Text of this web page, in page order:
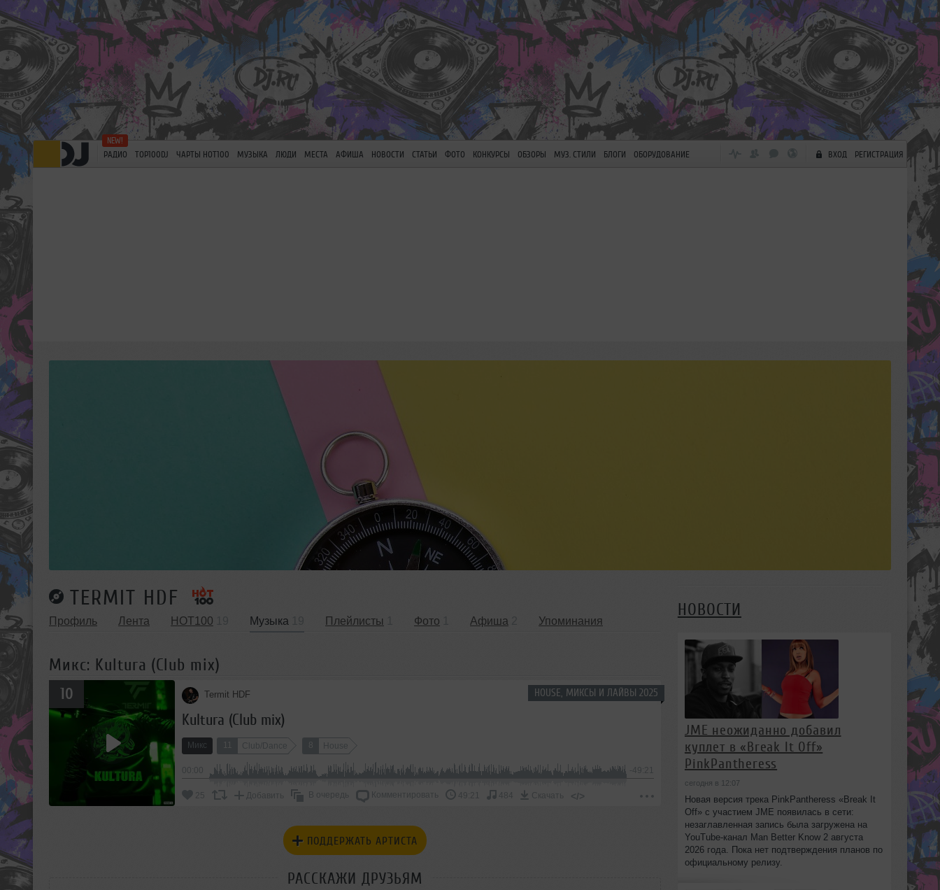
РАДИО TOP100DJ ЧАРТЫ HOT100 МУЗЫКА ЛЮДИ МЕСТА АФИША НОВОСТИ СТАТЬИ ФОТО КОНКУРСЫ ОБЗОРЫ МУЗ. СТИЛИ БЛОГИ ОБОРУДОВАНИЕ ВХОД РЕГИСТРАЦИЯ
TERMIT HDF
Профиль Лента HOT100 Музыка Плейлисты Фото Афиша Упоминания
Микс: Kultura (Club mix)
HOUSE, МИКСЫ И ЛАЙВЫ 2025
10 Termit HDF
Kultura (Club mix)
Микс Club/Dance House
-49:21
25 Добавить В очередь Комментировать 49:21 Скачать </>
ПОДДЕРЖАТЬ АРТИСТА
РАССКАЖИ ДРУЗЬЯМ
НОВОСТИ
JME неожиданно добавил
куплет в «Break It Off»
PinkPantheress
сегодня в 12:07
Новая версия трека PinkPantheress «Break It
Off» с участием JME появилась в сети:
незаглавленная запись была загружена на
YouTube-канал Man Better Know 2 августа
2026 года. Пока нет подтверждения планов по
официальному релизу.